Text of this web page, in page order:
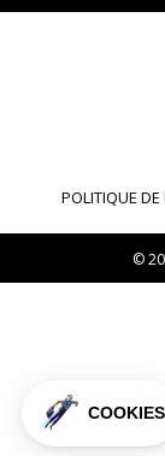
In Extenso
Transaxio
fulll, logiciel
POLITIQUE
©
COOKIES